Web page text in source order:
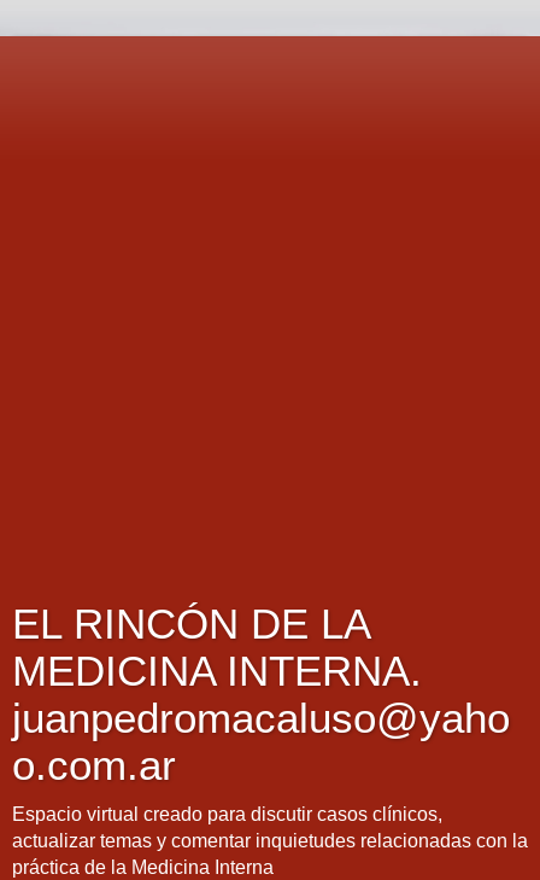
EL RINCÓN DE LA
MEDICINA INTERNA.
juanpedromacaluso@yaho
o.com.ar
Espacio virtual creado para discutir casos clínicos,
actualizar temas y comentar inquietudes relacionadas con la
práctica de la Medicina Interna